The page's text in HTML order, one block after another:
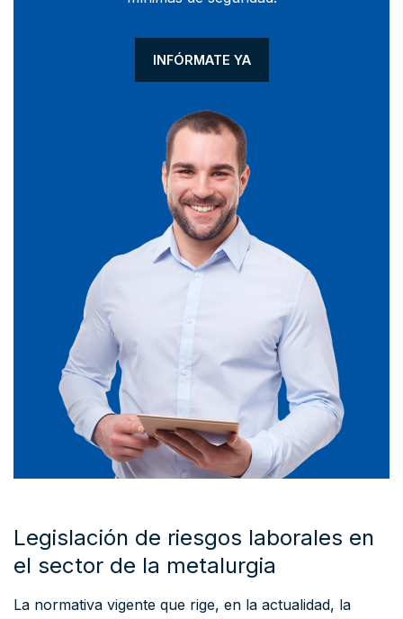
INFÓRMATE YA
Legislación de riesgos laborales en
el sector de la metalurgia
La normativa vigente que rige, en la actualidad, la